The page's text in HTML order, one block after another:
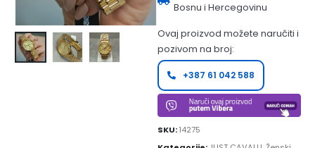
Bosnu i Hercegovinu
Ovaj proizvod možete naručiti i
pozivom na broj:
+387 61 042 588
SKU:14275